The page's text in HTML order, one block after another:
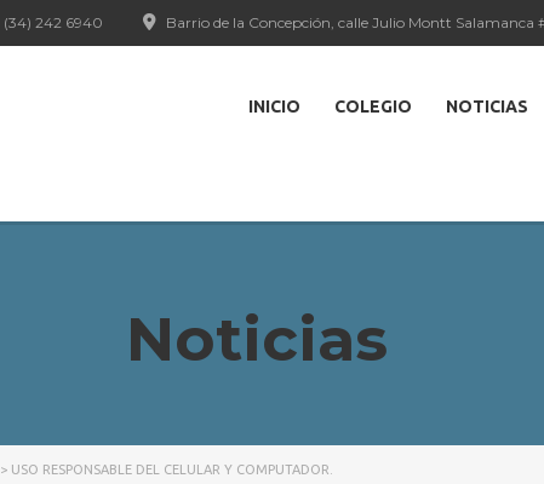
Barrio de la Concepción, calle Julio Montt Salamanca
(34) 242 6940
INICIO COLEGIO NOTICIAS
Noticias
> USO RESPONSABLE DEL CELULAR Y COMPUTADOR.